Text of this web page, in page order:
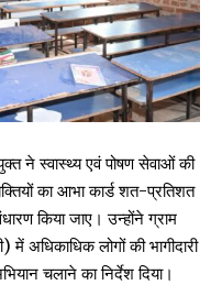
ने स्वास्थ्य एवं पोषण सेवाओं की
का आभा कार्ड शत-प्रतिशत
किया जाए। उन्होंने ग्राम
में अधिकाधिक लोगों की भागीदारी
चलाने का निर्देश दिया।